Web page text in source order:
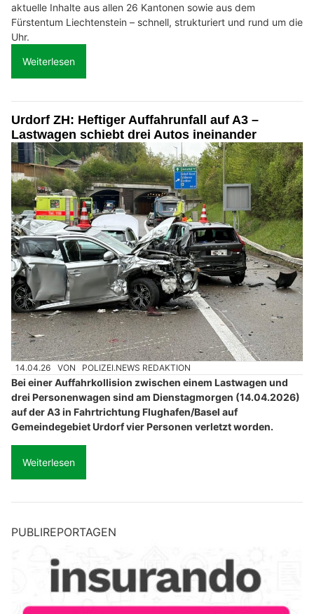
aktuelle Inhalte aus allen 26 Kantonen sowie aus dem
Fürstentum Liechtenstein – schnell, strukturiert und rund um die
Uhr.
Weiterlesen
Urdorf ZH: Heftiger Auffahrunfall auf A3 –
Lastwagen schiebt drei Autos ineinander
14.04.26 VON POLIZEI.NEWS REDAKTION
Bei einer Auffahrkollision zwischen einem Lastwagen und
drei Personenwagen sind am Dienstagmorgen (14.04.2026)
auf der A3 in Fahrtrichtung Flughafen/Basel auf
Gemeindegebiet Urdorf vier Personen verletzt worden.
Weiterlesen
PUBLIREPORTAGEN